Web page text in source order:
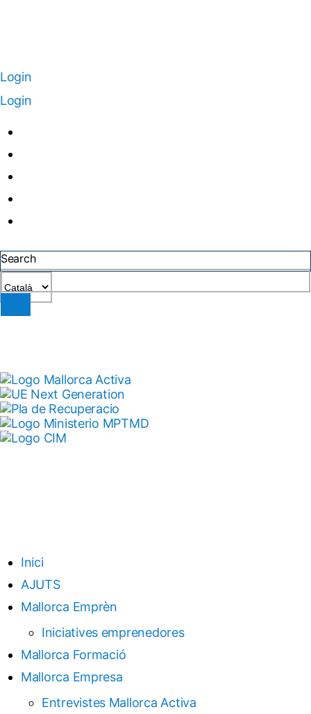
Login
Login
Search
un
idioma
Inici
AJUTS
Mallorca Emprèn
Iniciatives emprenedores
Mallorca Formació
Mallorca Empresa
Entrevistes Mallorca Activa